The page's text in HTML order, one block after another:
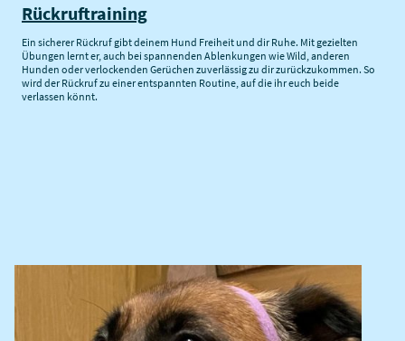
Rückruftraining
Ein sicherer Rückruf gibt deinem Hund Freiheit und dir Ruhe. Mit gezielten
Übungen lernt er, auch bei spannenden Ablenkungen wie Wild, anderen
Hunden oder verlockenden Gerüchen zuverlässig zu dir zurückzukommen. So
wird der Rückruf zu einer entspannten Routine, auf die ihr euch beide
verlassen könnt.